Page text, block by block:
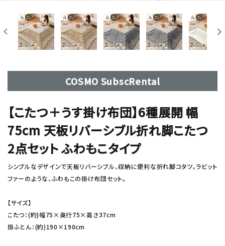
COSMO SubscRental
【こたつ＋うす掛け布団】6種展開 幅
75cm 天板リバーシブル折れ脚こたつ
2点セット ふわもこタイプ
シンプルなデザインで天板リバーシブル、収納に便利な折れ脚コタツ。ラビット
ファーのような、ふわもこの掛け布団セット。
【サイズ】
こたつ：(約)幅75×奥行75×高さ37cm
掛ふとん：(約)190×190cm